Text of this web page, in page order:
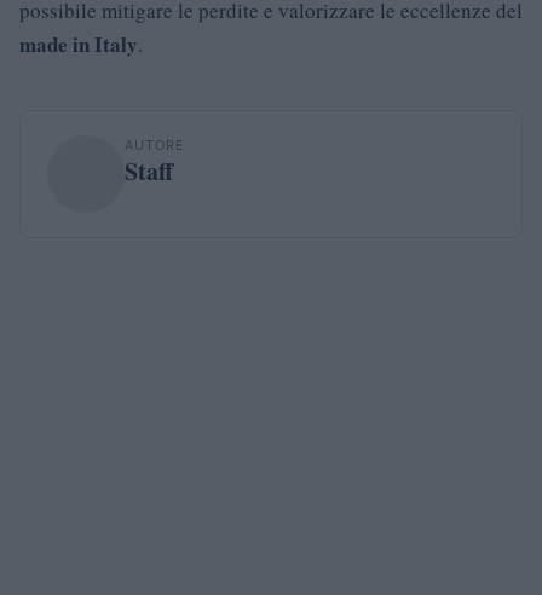
possibile mitigare le perdite e valorizzare le eccellenze del
made in Italy.
AUTORE
Staff